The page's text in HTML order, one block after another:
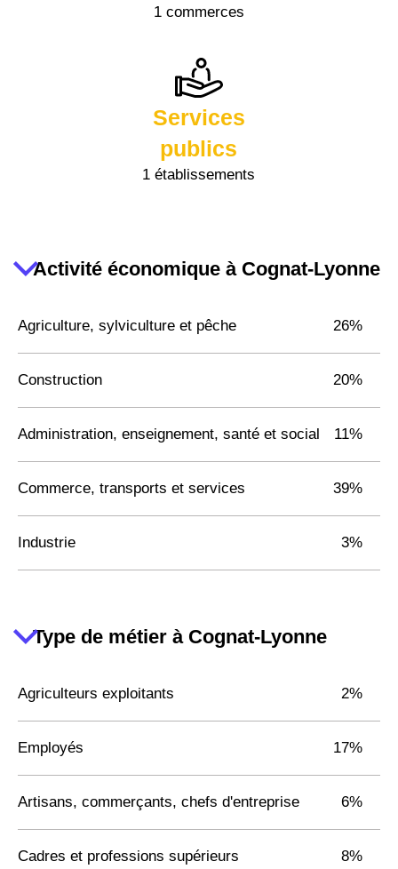
1 commerces
Services
publics
1 établissements
Activité économique à Cognat-Lyonne
Agriculture, sylviculture et pêche 26%
Construction 20%
Administration, enseignement, santé et social 11%
Commerce, transports et services 39%
Industrie 3%
Type de métier à Cognat-Lyonne
Agriculteurs exploitants 2%
Employés 17%
Artisans, commerçants, chefs d'entreprise 6%
Cadres et professions supérieurs 8%